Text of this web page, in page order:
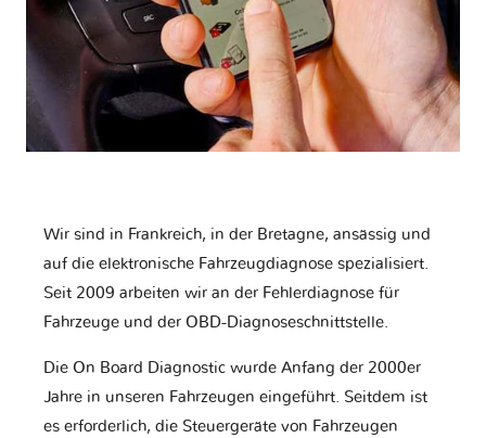
Wir sind in Frankreich, in der Bretagne, ansässig und
auf die elektronische Fahrzeugdiagnose spezialisiert.
Seit 2009 arbeiten wir an der Fehlerdiagnose für
Fahrzeuge und der OBD-Diagnoseschnittstelle.
Die On Board Diagnostic wurde Anfang der 2000er
Jahre in unseren Fahrzeugen eingeführt. Seitdem ist
es erforderlich, die Steuergeräte von Fahrzeugen